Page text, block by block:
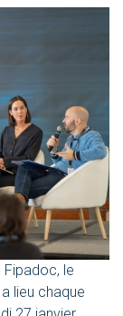
Fipadoc, le
lieu chaque